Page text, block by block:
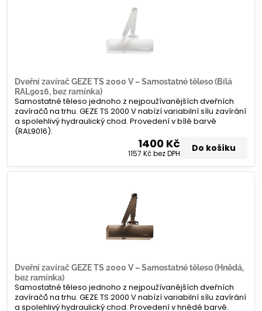
Dveřní zavírač GEZE TS 2000 V – Samostatné těleso (Bílá
RAL9016, bez ramínka)
Samostatné těleso jednoho z nejpoužívanějších dveřních
zavíračů na trhu. GEZE TS 2000 V nabízí variabilní sílu zavírání
a spolehlivý hydraulický chod. Provedení v bílé barvě
(RAL9016).
1400 Kč
1157 Kčbez DPH Do košíku
Dveřní zavírač GEZE TS 2000 V – Samostatné těleso (Hnědá,
bez ramínka)
Samostatné těleso jednoho z nejpoužívanějších dveřních
zavíračů na trhu. GEZE TS 2000 V nabízí variabilní sílu zavírání
a spolehlivý hydraulický chod. Provedení v hnědé barvě.